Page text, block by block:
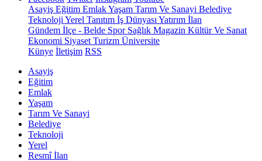
Asayiş Eğitim EmlakYaşam Tarım Ve Sanayi Belediye
Teknoloji Yerel Tanıtım İş Dünyası Yatırım İlan
Gündem İlçe - Belde SporSağlık Magazin Kültür Ve Sanat
Ekonomi Siyaset Turizm Üniversite
Künye İletişim RSS
Asayiş
Eğitim
Emlak
Yaşam
Tarım Ve Sanayi
Belediye
Teknoloji
Yerel
Resmî İlan